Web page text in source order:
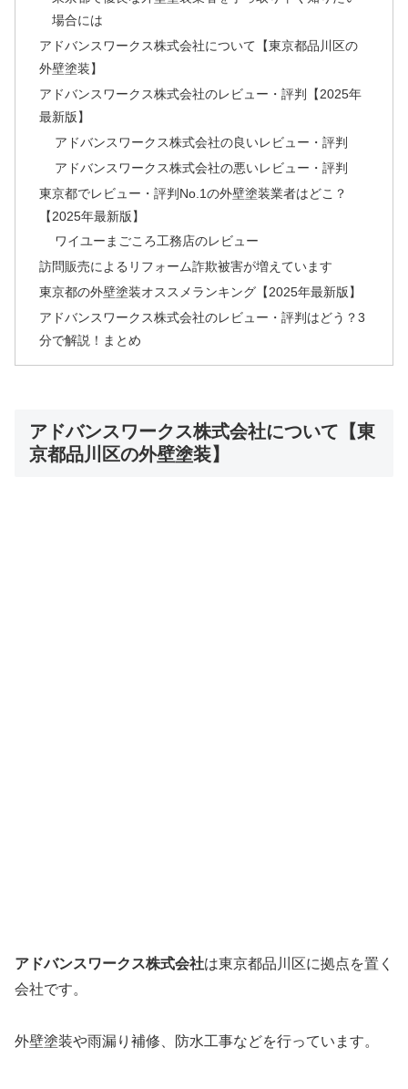
場合には
アドバンスワークス株式会社について【東京都品川区の
外壁塗装】
アドバンスワークス株式会社のレビュー・評判【2025年
最新版】
アドバンスワークス株式会社の良いレビュー・評判
アドバンスワークス株式会社の悪いレビュー・評判
東京都でレビュー・評判No.1の外壁塗装業者はどこ？
【2025年最新版】
ワイユーまごころ工務店のレビュー
訪問販売によるリフォーム詐欺被害が増えています
東京都の外壁塗装オススメランキング【2025年最新版】
アドバンスワークス株式会社のレビュー・評判はどう？3
分で解説！まとめ
アドバンスワークス株式会社について【東
京都品川区の外壁塗装】
アドバンスワークス株式会社は東京都品川区に拠点を置く
会社です。
外壁塗装や雨漏り補修、防水工事などを行っています。